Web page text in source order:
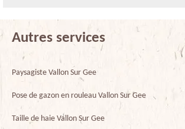
Autres services
Paysagiste Vallon Sur Gee
Pose de gazon en rouleau Vallon Sur Gee
Taille de haie Vallon Sur Gee